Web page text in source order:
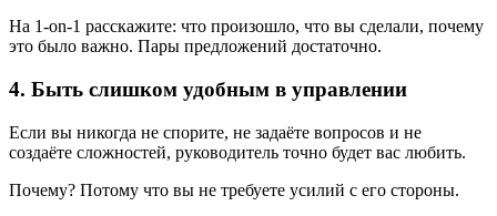
На 1-on-1 расскажите: что произошло, что вы сделали, почему
это было важно. Пары предложений достаточно.
4. Быть слишком удобным в управлении
Если вы никогда не спорите, не задаёте вопросов и не
создаёте сложностей, руководитель точно будет вас любить.
Почему? Потому что вы не требуете усилий с его стороны.